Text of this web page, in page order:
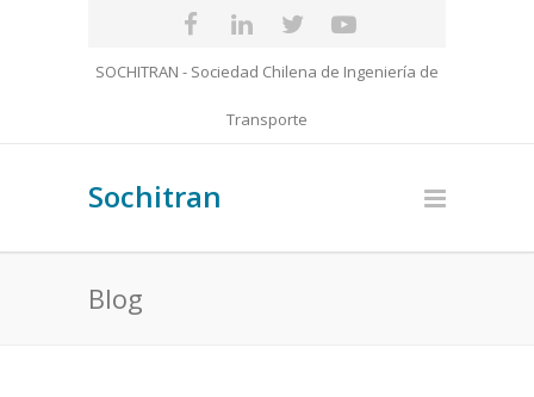
SOCHITRAN - Sociedad Chilena de Ingeniería de
Transporte
Sochitran
Blog